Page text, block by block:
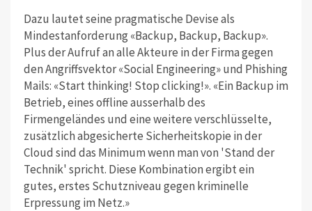
Dazu lautet seine pragmatische Devise als
Mindestanforderung «Backup, Backup, Backup».
Plus der Aufruf an alle Akteure in der Firma gegen
den Angriffsvektor «Social Engineering» und Phishing
Mails: «Start thinking! Stop clicking!». «Ein Backup im
Betrieb, eines offline ausserhalb des
Firmengeländes und eine weitere verschlüsselte,
zusätzlich abgesicherte Sicherheitskopie in der
Cloud sind das Minimum wenn man von 'Stand der
Technik' spricht. Diese Kombination ergibt ein
gutes, erstes Schutzniveau gegen kriminelle
Erpressung im Netz.»